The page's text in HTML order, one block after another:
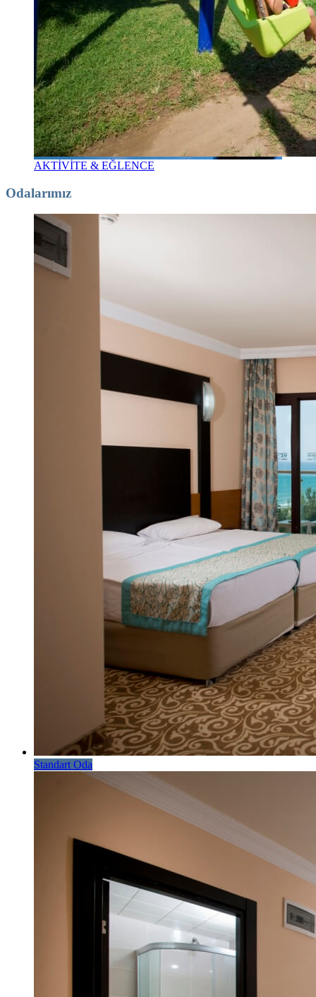
AKTİVİTE & EĞLENCE
Odalarımız
Standart Oda